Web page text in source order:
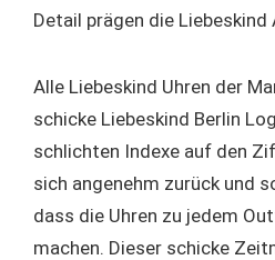
Detail prägen die Liebeskind
Alle Liebeskind Uhren der
schicke Liebeskind Berlin
schlichten Indexe auf den
sich angenehm zurück und
dass die Uhren zu jedem
machen. Dieser schicke